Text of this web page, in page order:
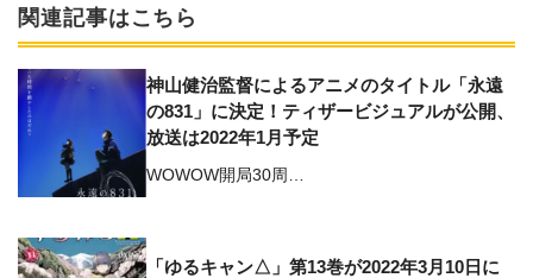
関連記事はこちら
神山健治監督によるアニメのタイトル「永遠
の831」に決定！ティザービジュアルが公開、
放送は2022年1月予定
WOWOW開局30周…
「ゆるキャン△」第13巻が2022年3月10日に